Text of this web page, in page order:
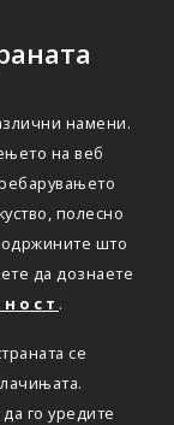
намени.
на веб
полесно
што
да дознаете
.
се
го уредите